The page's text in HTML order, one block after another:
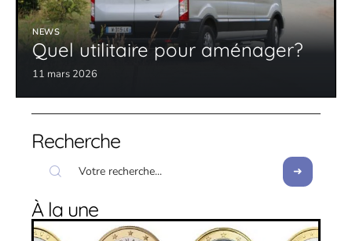
NEWS
Quel utilitaire pour aménager?
11 mars 2026
Recherche
À la une